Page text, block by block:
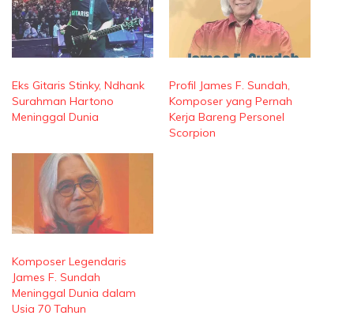
Eks Gitaris Stinky, Ndhank
Surahman Hartono
Meninggal Dunia
Profil James F. Sundah,
Komposer yang Pernah
Kerja Bareng Personel
Scorpion
Komposer Legendaris
James F. Sundah
Meninggal Dunia dalam
Usia 70 Tahun